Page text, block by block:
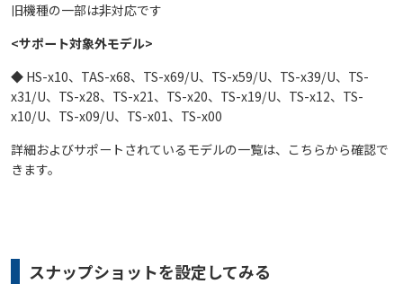
旧機種の一部は非対応です
<サポート対象外モデル>
◆ HS-x10、TAS-x68、TS-x69/U、TS-x59/U、TS-x39/U、TS-
x31/U、TS-x28、TS-x21、TS-x20、TS-x19/U、TS-x12、TS-
x10/U、TS-x09/U、TS-x01、TS-x00
詳細およびサポートされているモデルの一覧は、こちらから確認で
きます。
スナップショットを設定してみる